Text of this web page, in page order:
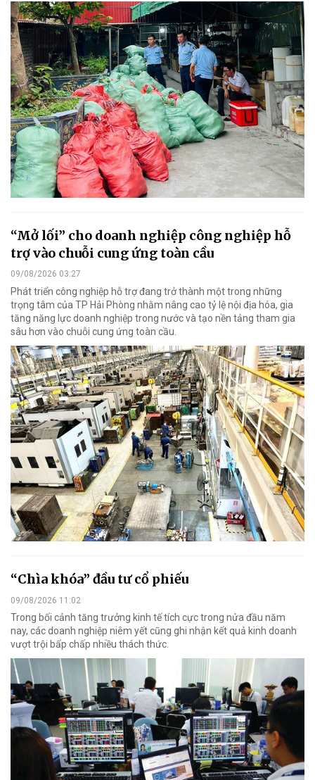
“Mở lối” cho doanh nghiệp công nghiệp hỗ
trợ vào chuỗi cung ứng toàn cầu
09/08/2026 03:27
Phát triển công nghiệp hỗ trợ đang trở thành một trong những
trọng tâm của TP Hải Phòng nhằm nâng cao tỷ lệ nội địa hóa, gia
tăng năng lực doanh nghiệp trong nước và tạo nền tảng tham gia
sâu hơn vào chuỗi cung ứng toàn cầu.
“Chìa khóa” đầu tư cổ phiếu
09/08/2026 11:02
Trong bối cảnh tăng trưởng kinh tế tích cực trong nửa đầu năm
nay, các doanh nghiệp niêm yết cũng ghi nhận kết quả kinh doanh
vượt trội bấp chấp nhiều thách thức.